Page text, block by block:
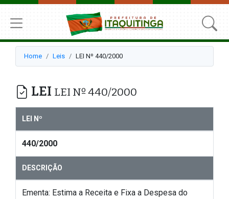
Home Leis LEI Nº 440/2000
LEI LEI Nº 440/2000
LEI Nº
440/2000
DESCRIÇÃO
Ementa: Estima a Receita e Fixa a Despesa do